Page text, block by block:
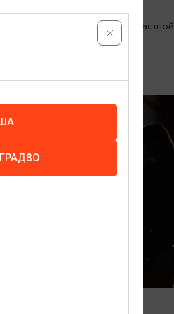
Калининградский областной